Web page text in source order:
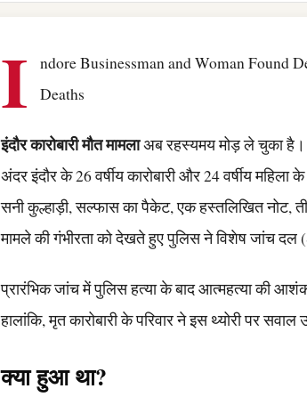
I
ndore Businessman and Woman Found
Deaths
इंदौर कारोबारी मौत मामलाअब रहस्यमय मोड़ ले चुका
अंदर इंदौर के 26 वर्षीय कारोबारी और 24 वर्षीय
सनी कुल्हाड़ी, सल्फास का पैकेट, एक हस्तलिखित नोट,
मामले की गंभीरता को देखते हुए पुलिस ने विशेष जांच दल
प्रारंभिक जांच में पुलिस हत्या के बाद आत्महत्या की
हालांकि, मृत कारोबारी के परिवार ने इस थ्योरी पर
क्या हुआ था?